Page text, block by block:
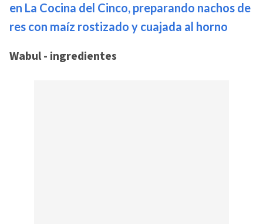
en La Cocina del Cinco, preparando nachos de
res con maíz rostizado y cuajada al horno
Wabul - ingredientes